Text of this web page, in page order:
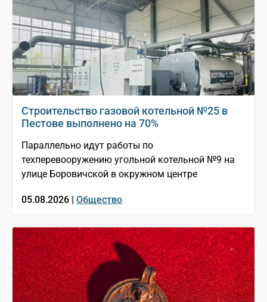
Строительство газовой котельной №25 в
Пестове выполнено на 70%
Параллельно идут работы по
техперевооружению угольной котельной №9 на
улице Боровичской в окружном центре
05.08.2026 | Общество